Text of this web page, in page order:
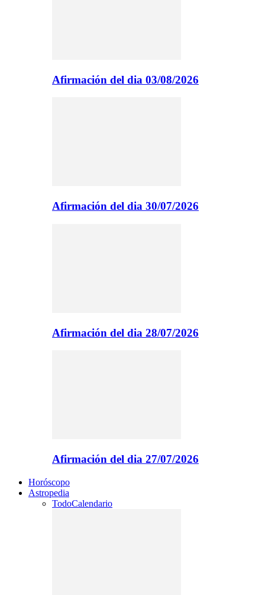
Afirmación del dia 03/08/2026
Afirmación del dia 30/07/2026
Afirmación del dia 28/07/2026
Afirmación del dia 27/07/2026
Horóscopo
Astropedia
TodoCalendario